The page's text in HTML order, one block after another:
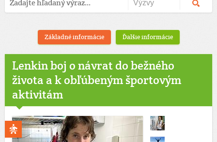
Základné informácie Ďalšie informácie
Lenkin boj o návrat do bežného
života a k obľúbeným športovým
aktivitám